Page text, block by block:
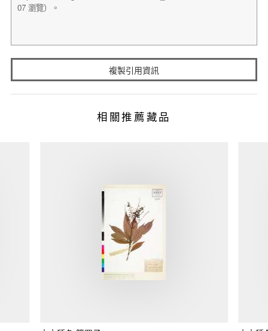
複製引用資訊
相關推薦藏品